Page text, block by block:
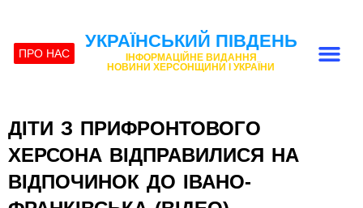
ПРО НАС
УКРАЇНСЬКИЙ ПІВДЕНЬ
ІНФОРМАЦІЙНЕ ВИДАННЯ
НОВИНИ ХЕРСОНЩИНИ І УКРАЇНИ
ДІТИ З ПРИФРОНТОВОГО
ХЕРСОНА ВІДПРАВИЛИСЯ НА
ВІДПОЧИНОК ДО ІВАНО-